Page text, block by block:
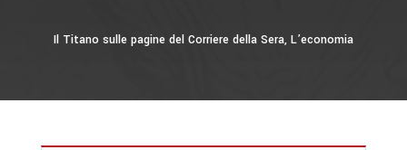
Il Titano sulle pagine del Corriere della Sera, L’economia